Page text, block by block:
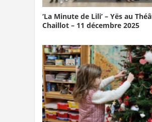
‘La Minute de Lili’ – Yës au
Chaillot – 11 décembre 2025